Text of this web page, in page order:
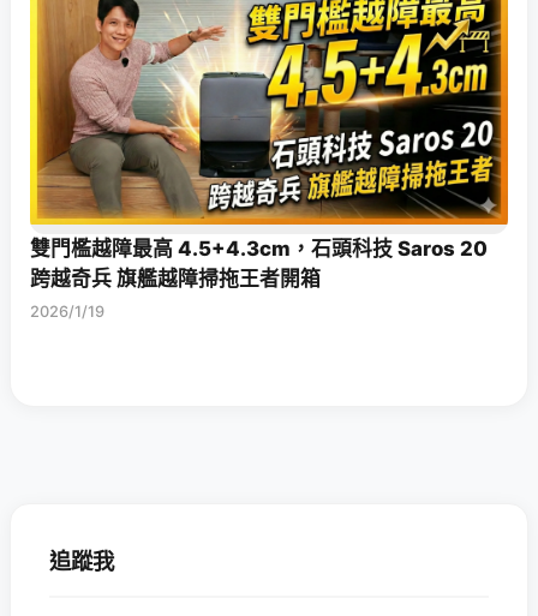
雙門檻越障最高 4.5+4.3cm，石頭科技 Saros 20
跨越奇兵 旗艦越障掃拖王者開箱
2026/1/19
追蹤我